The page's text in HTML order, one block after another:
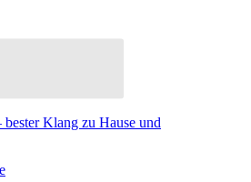
Klang zu Hause und